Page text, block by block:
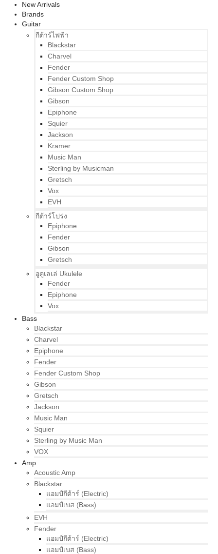
New Arrivals
Brands
Guitar
กีต้าร์ไฟฟ้า
Blackstar
Charvel
Fender
Fender Custom Shop
Gibson Custom Shop
Gibson
Epiphone
Squier
Jackson
Kramer
Music Man
Sterling by Musicman
Gretsch
Vox
EVH
กีต้าร์โปร่ง
Epiphone
Fender
Gibson
Gretsch
อูคูเลเล่ Ukulele
Fender
Epiphone
Vox
Bass
Blackstar
Charvel
Epiphone
Fender
Fender Custom Shop
Gibson
Gretsch
Jackson
Music Man
Squier
Sterling by Music Man
VOX
Amp
Acoustic Amp
Blackstar
แอมป์กีต้าร์ (Electric)
แอมป์เบส (Bass)
EVH
Fender
แอมป์กีต้าร์ (Electric)
แอมป์เบส (Bass)